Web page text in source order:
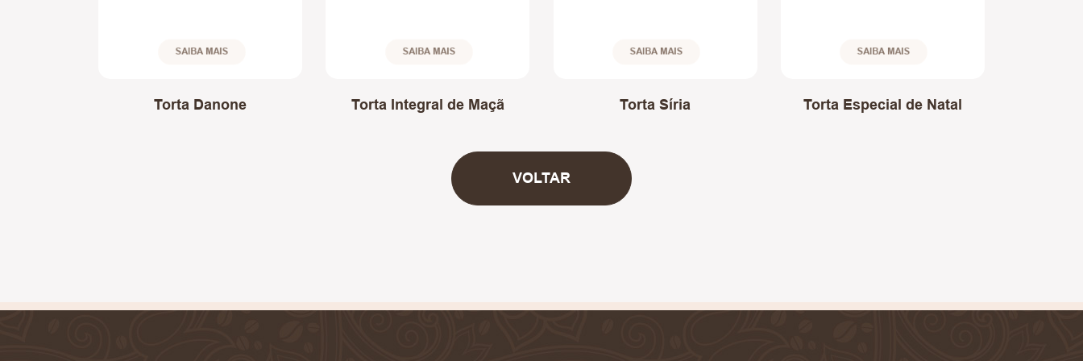
SAIBA MAIS
Torta Danone
SAIBA MAIS
Torta Integral de Maçã
SAIBA MAIS
Torta Síria
SAIBA MAIS
Torta Especial de Natal
VOLTAR